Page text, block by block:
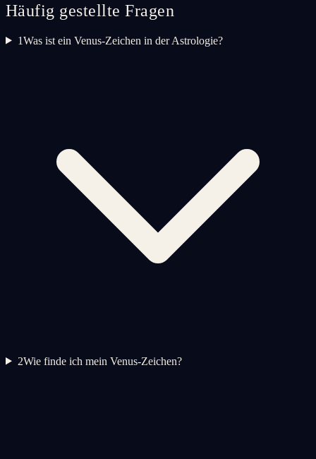
Häufig gestellte Fragen
1Was ist ein Venus-Zeichen in der Astrologie?
2Wie finde ich mein Venus-Zeichen?